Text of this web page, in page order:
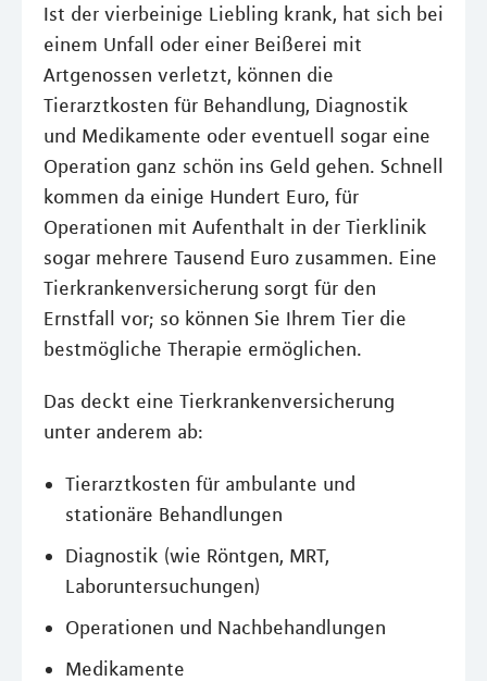
Ist der vierbeinige Liebling krank, hat sich bei
einem Unfall oder einer Beißerei mit
Artgenossen verletzt, können die
Tierarztkosten für Behandlung, Diagnostik
und Medikamente oder eventuell sogar eine
Operation ganz schön ins Geld gehen. Schnell
kommen da einige Hundert Euro, für
Operationen mit Aufenthalt in der Tierklinik
sogar mehrere Tausend Euro zusammen. Eine
Tierkrankenversicherung sorgt für den
Ernstfall vor; so können Sie Ihrem Tier die
bestmögliche Therapie ermöglichen.
Das deckt eine Tierkrankenversicherung
unter anderem ab:
Tierarztkosten für ambulante und
stationäre Behandlungen
Diagnostik (wie Röntgen, MRT,
Laboruntersuchungen)
Operationen und Nachbehandlungen
Medikamente